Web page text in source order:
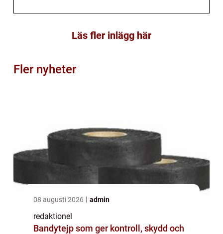
Läs fler inlägg här
Fler nyheter
08 augusti 2026 admin
redaktionel
Bandytejp som ger kontroll, skydd och